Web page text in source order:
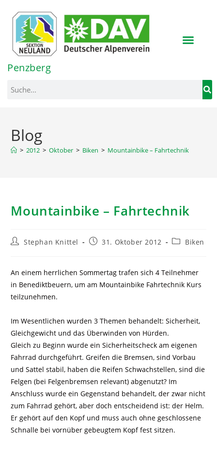
springen
Penzberg
Blog
> 2012 > Oktober > Biken > Mountainbike – Fahrtechnik
Mountainbike – Fahrtechnik
Stephan Knittel 31. Oktober 2012 Biken
An einem herrlichen Sommertag trafen sich 4 Teilnehmer
in Benediktbeuern, um am Mountainbike Fahrtechnik Kurs
teilzunehmen.
Im Wesentlichen wurden 3 Themen behandelt: Sicherheit,
Gleichgewicht und das Überwinden von Hürden.
Gleich zu Beginn wurde ein Sicherheitscheck am eigenen
Fahrrad durchgeführt. Greifen die Bremsen, sind Vorbau
und Sattel stabil, haben die Reifen Schwachstellen, sind die
Felgen (bei Felgenbremsen relevant) abgenutzt? Im
Anschluss wurde ein Gegenstand behandelt, der zwar nicht
zum Fahrrad gehört, aber doch entscheidend ist: der Helm.
Er gehört auf den Kopf und muss auch ohne geschlossene
Schnalle bei vornüber gebeugtem Kopf fest sitzen.